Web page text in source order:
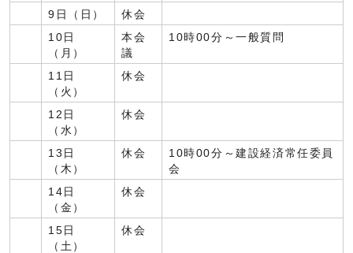
9日（日）
休会
10日
（月）
本会
議
10時00分～一般質問
11日
（火）
休会
12日
（水）
休会
13日
（木）
休会
10時00分～建設経済常任委員
会
14日
（金）
休会
15日
（土）
休会